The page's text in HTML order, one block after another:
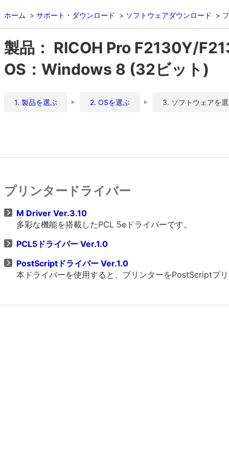
ホーム サポート・ダウンロード ソフトウェアダウンロード
製品： RICOH Pro F2130Y/
OS：Windows 8 (32ビット)
1. 製品を選ぶ 2. OSを選ぶ 3. ソフトウェアを
プリンタードライバー
M Driver Ver.3.10
多彩な機能を搭載したPCL 5eドライバーです。
PCL5ドライバー Ver.1.0
PostScriptドライバー Ver.1.0
本ドライバーを使用すると、プリンターをPostScriptプ